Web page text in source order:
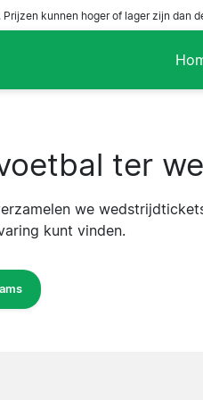
kunnen hoger of lager zijn dan
ter
we
kunt vinden.